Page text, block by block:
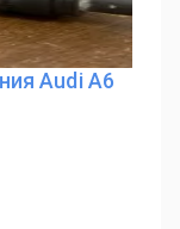
Audi A6